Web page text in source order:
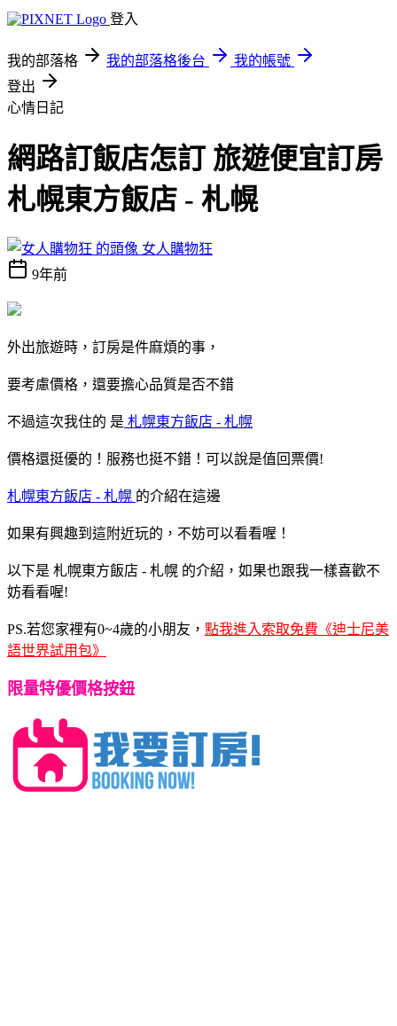
登入
我的部落格 我的部落格後台
我的帳號
登出
心情日記
網路訂飯店怎訂 旅遊便宜訂房
札幌東方飯店 - 札幌
女人購物狂
9年前
外出旅遊時，訂房是件麻煩的事，
要考慮價格，還要擔心品質是否不錯
不過這次我住的 是 札幌東方飯店 - 札幌
價格還挺優的！服務也挺不錯！可以說是值回票價!
札幌東方飯店 - 札幌 的介紹在這邊
如果有興趣到這附近玩的，不妨可以看看喔！
以下是 札幌東方飯店 - 札幌 的介紹，如果也跟我一樣喜歡不
妨看看喔!
PS.若您家裡有0~4歲的小朋友， 點我進入索取免費《迪士尼美
語世界試用包》
限量特優價格按鈕